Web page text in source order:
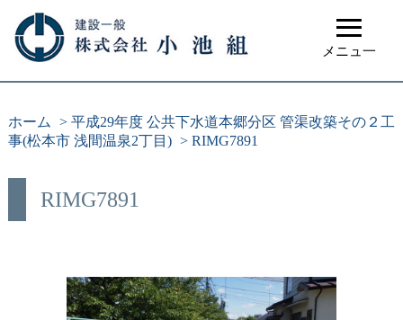
≡
メニュ一
ホーム > 平成29年度 公共下水道本郷分区 管渠改築その２工
事(松本市 浅間温泉2丁目) > RIMG7891
RIMG7891